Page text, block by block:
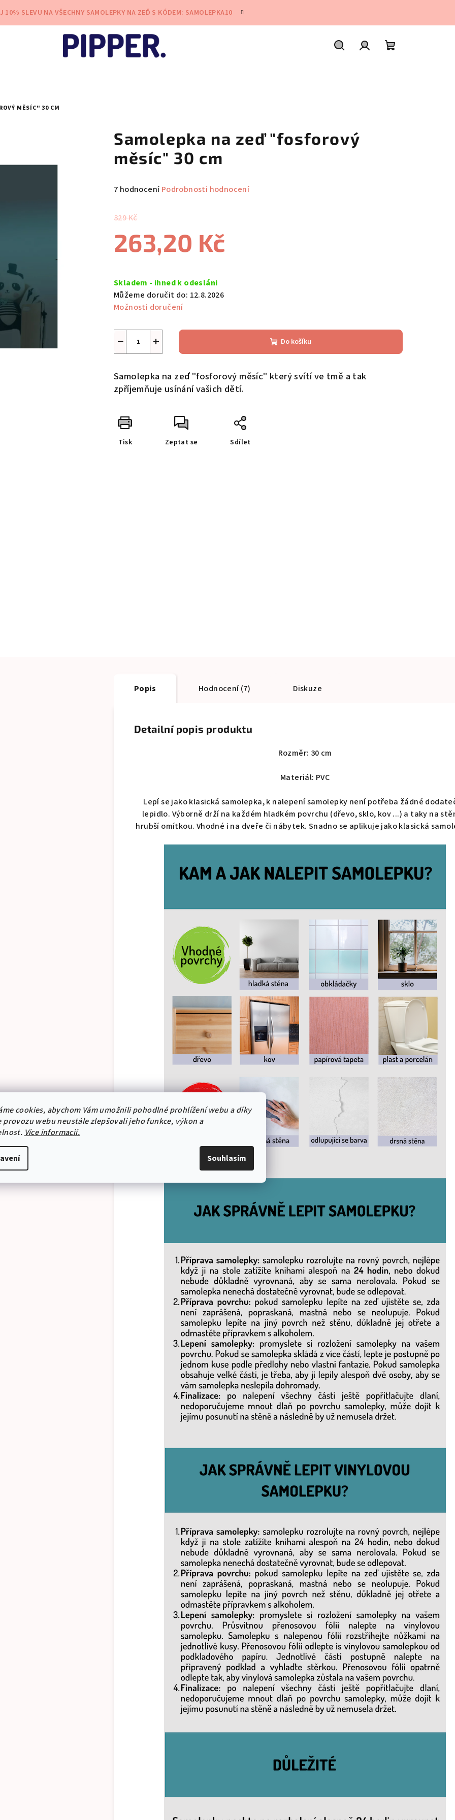
cookies, abychom Vám umožnili pohodlné prohlížení webu a díky
provozu webu neustále zlepšovali jeho funkce, výkon a
Více informacií.
Souhlasím
10% SLEVU NA VŠECHNY SAMOLEPKY NA ZEĎ S KÓDEM: SAMOLEPKA10
MĚSÍC" 30 CM
Samolepka na zeď "fosforový
měsíc" 30 cm
Průměrné
produktu
4,6
z
7 hodnocení Podrobnosti hodnocení
329 Kč
263,20 Kč
cena:
Skladem - ihned k odesláni
Můžeme doručit do: 12.8.2026
Možnosti doručení
+
− Do košíku
Samolepka na zeď "fosforový měsíc" který svítí ve tmě a tak
zpříjemňuje usínání vašich dětí.
Tisk Zeptat se Sdílet
Popis Hodnocení (7) Diskuze
Detailní popis produktu
Rozměr: 30 cm
Materiál: PVC
Lepí se jako klasická samolepka, k nalepení samolepky není potřeba žádné
lepidlo. Výborně drží na každém hladkém povrchu (dřevo, sklo, kov ...) a taky na
hrubší omítkou. Vhodné i na dveře či nábytek. Snadno se aplikuje jako klasická